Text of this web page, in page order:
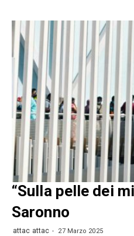
“Sulla pelle dei
Saronno
attac attac 27 Marzo 2025